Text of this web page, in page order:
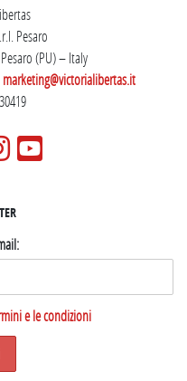
Pesaro
(PU) – Italy
marketing@victorialibertas.it
e le condizioni